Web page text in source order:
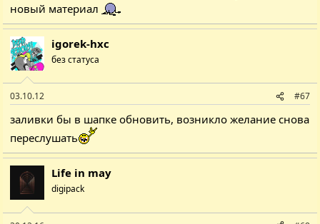
новый материал
igorek-hxc
без статуса
03.10.12 #67
заливки бы в шапке обновить, возникло желание снова
переслушать
Life in may
digipack